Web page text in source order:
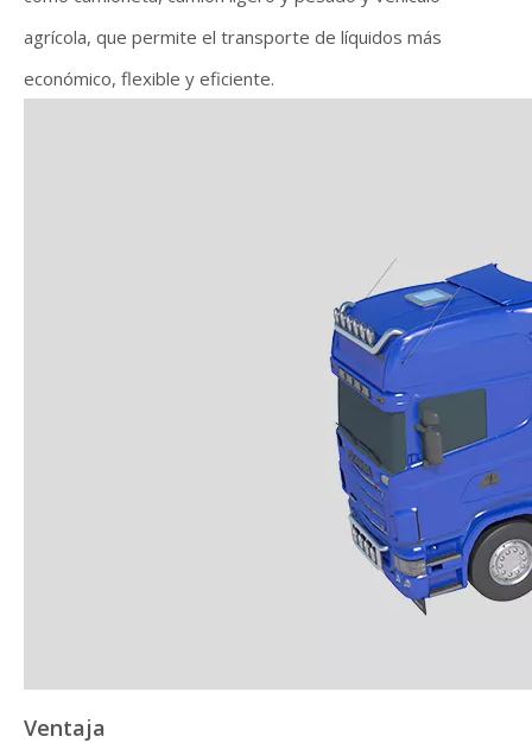
agrícola, que permite el transporte de líquidos más
económico, flexible y eficiente.
Ventaja